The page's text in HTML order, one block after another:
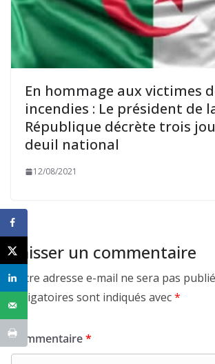
En hommage aux victimes
incendies : Le président de
République décrète trois
deuil national
12/08/2021
Laisser un commentaire
Votre adresse e-mail ne sera pas
obligatoires sont indiqués avec*
Commentaire*